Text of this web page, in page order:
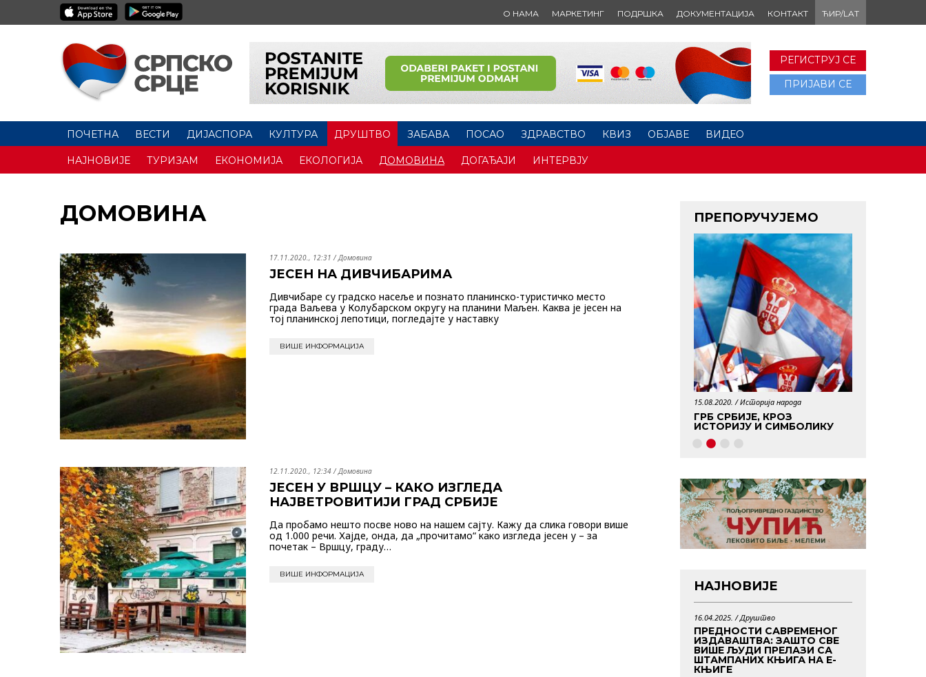
О НАМА МАРКЕТИНГ ПОДРШКА ДОКУМЕНТАЦИЈА КОНТАКТ ЋИР/LAT
РЕГИСТРУЈ СЕ
ПРИЈАВИ СЕ
ПОЧЕТНА ВЕСТИ ДИЈАСПОРА КУЛТУРА ДРУШТВО
НАЈНОВИЈЕ ТУРИЗАМ ЕКОНОМИЈА ЕКОЛОГИЈА ДОМОВИНА ДОГАЂАЈИ ИНТЕРВЈУ
ЗАБАВА ПОСАО ЗДРАВСТВО КВИЗ ОБЈАВЕ ВИДЕО
ДОМОВИНА
17.11.2020., 12:31 /Домовина
ЈЕСЕН НА ДИВЧИБАРИМА
Дивчибаре су градско насеље и познато планинско-туристичко место
града Ваљева у Колубарском округу на планини Маљен. Каква је јесен на
тој планинској лепотици, погледајте у наставку
ВИШЕ ИНФОРМАЦИЈА
12.11.2020., 12:34/Домовина
ЈЕСЕН У ВРШЦУ – КАКО ИЗГЛЕДА
НАЈВЕТРОВИТИЈИ ГРАД СРБИЈЕ
Да пробамо нешто посве ново на нашем сајту. Кажу да слика говори више
од 1.000 речи. Хајде, онда, да „прочитамо“ како изгледа јесен у – за
почетак – Вршцу, граду…
ВИШЕ ИНФОРМАЦИЈА
ПРЕПОРУЧУЈЕМО
15.08.2020. /Историја народа
ГРБ СРБИЈЕ, КРОЗ
ИСТОРИЈУ И СИМБОЛИКУ
НАЈНОВИЈЕ
16.04.2025. /Друштво
ПРЕДНОСТИ САВРЕМЕНОГ
ИЗДАВАШТВА: ЗАШТО СВЕ
ВИШЕ ЉУДИ ПРЕЛАЗИ СА
ШТАМПАНИХ КЊИГА НА Е-
КЊИГЕ